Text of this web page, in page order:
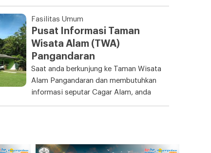
Fasilitas Umum
Pusat Informasi Taman
Wisata Alam (TWA)
Pangandaran
Saat anda berkunjung ke Taman Wisata
Alam Pangandaran dan membutuhkan
informasi seputar Cagar Alam, anda